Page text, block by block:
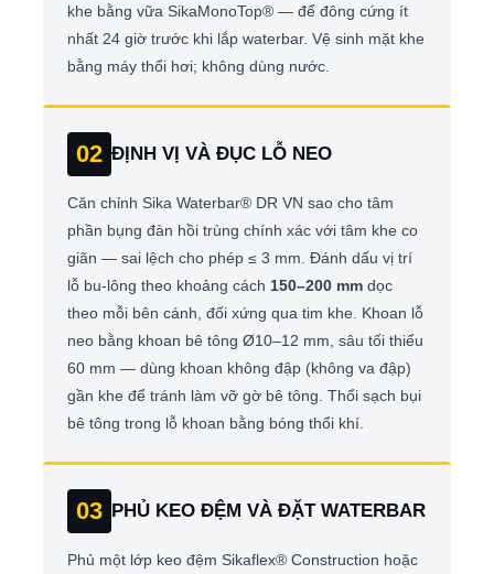
khe bằng vữa SikaMonoTop® — để đông cứng ít
nhất 24 giờ trước khi lắp waterbar. Vệ sinh mặt khe
bằng máy thổi hơi; không dùng nước.
02 ĐỊNH VỊ VÀ ĐỤC LỖ NEO
Căn chỉnh Sika Waterbar® DR VN sao cho tâm
phần bụng đàn hồi trùng chính xác với tâm khe co
giãn — sai lệch cho phép ≤ 3 mm. Đánh dấu vị trí
lỗ bu-lông theo khoảng cách 150–200 mm dọc
theo mỗi bên cánh, đối xứng qua tim khe. Khoan lỗ
neo bằng khoan bê tông Ø10–12 mm, sâu tối thiểu
60 mm — dùng khoan không đập (không va đập)
gần khe để tránh làm vỡ gờ bê tông. Thổi sạch bụi
bê tông trong lỗ khoan bằng bóng thổi khí.
03 PHỦ KEO ĐỆM VÀ ĐẶT WATERBAR
Phủ một lớp keo đệm Sikaflex® Construction hoặc